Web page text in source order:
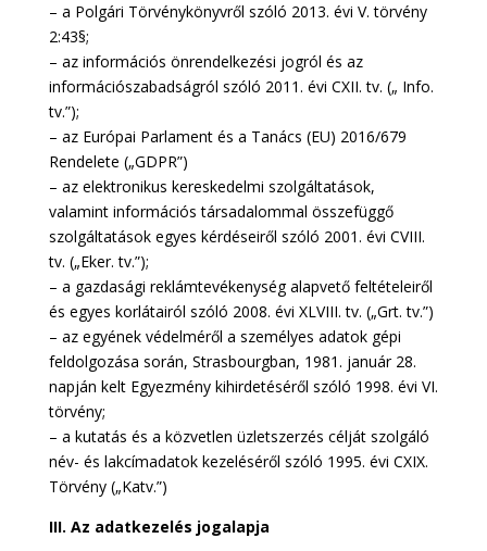
– a Polgári Törvénykönyvről szóló 2013. évi V. törvény
2:43§;
– az információs önrendelkezési jogról és az
információszabadságról szóló 2011. évi CXII. tv. („ Info.
tv.”);
– az Európai Parlament és a Tanács (EU) 2016/679
Rendelete („GDPR”)
– az elektronikus kereskedelmi szolgáltatások,
valamint információs társadalommal összefüggő
szolgáltatások egyes kérdéseiről szóló 2001. évi CVIII.
tv. („Eker. tv.”);
– a gazdasági reklámtevékenység alapvető feltételeiről
és egyes korlátairól szóló 2008. évi XLVIII. tv. („Grt. tv.”)
– az egyének védelméről a személyes adatok gépi
feldolgozása során, Strasbourgban, 1981. január 28.
napján kelt Egyezmény kihirdetéséről szóló 1998. évi VI.
törvény;
– a kutatás és a közvetlen üzletszerzés célját szolgáló
név- és lakcímadatok kezeléséről szóló 1995. évi CXIX.
Törvény („Katv.”)
III. Az adatkezelés jogalapja